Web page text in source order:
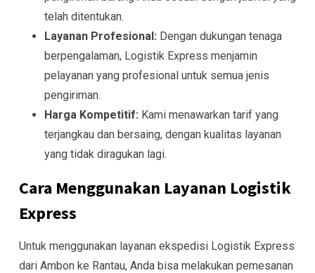
telah ditentukan.
Layanan Profesional: Dengan dukungan tenaga
berpengalaman, Logistik Express menjamin
pelayanan yang profesional untuk semua jenis
pengiriman.
Harga Kompetitif: Kami menawarkan tarif yang
terjangkau dan bersaing, dengan kualitas layanan
yang tidak diragukan lagi.
Cara Menggunakan Layanan Logistik
Express
Untuk menggunakan layanan ekspedisi Logistik Express
dari Ambon ke Rantau, Anda bisa melakukan pemesanan